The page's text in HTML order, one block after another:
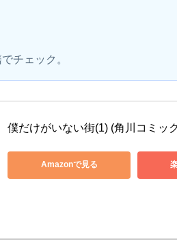
チェック。
僕だけがいない街(1) (角川コミッ
Amazonで見る